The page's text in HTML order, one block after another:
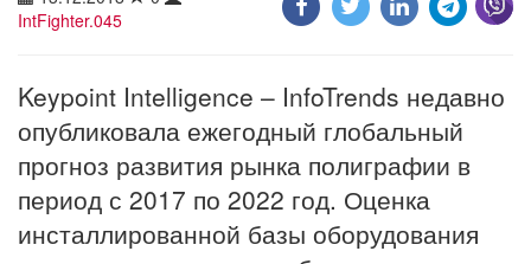
IntFighter.045
Keypoint Intelligence – InfoTrends недавно
опубликовала ежегодный глобальный
прогноз развития рынка полиграфии в
период с 2017 по 2022 год. Оценка
инсталлированной базы оборудования